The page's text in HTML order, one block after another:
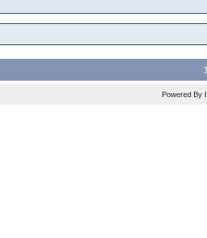
Powered By